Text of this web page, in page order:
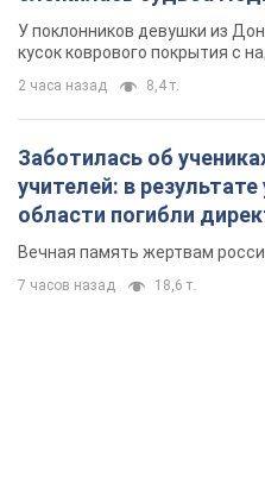
лет назад завоевала
У поклонников девушки из
кусок коврового покрытия с
2 часа назад 8,4 т.
Заботилась об
учителей: в
области погибли
муж и внук
Вечная память жертвам
7 часов назад 18,6 т.